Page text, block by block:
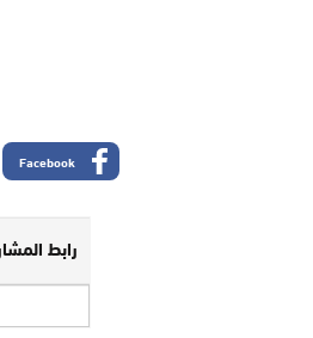
Facebook
رابط